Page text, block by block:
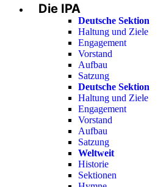
Die IPA
Deutsche Sektion
Haltung und Ziele
Engagement
Vorstand
Aufbau
Satzung
Deutsche Sektion
Haltung und Ziele
Engagement
Vorstand
Aufbau
Satzung
Weltweit
Historie
Sektionen